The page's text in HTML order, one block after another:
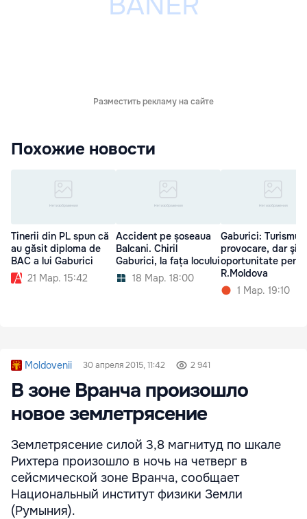
Разместить рекламу на сайте
Похожие новости
Tinerii din PL spun că
au găsit diploma de
BAC a lui Gaburici
21 Мар. 15:42
Accident pe șoseaua
Balcani. Chiril
Gaburici, la fața locului
18 Мар. 18:00
Gaburici: Turismul,
provocare, dar şi o
oportunitate
R.Moldova
1 Мар. 19:10
Moldovenii 30 апреля 2015, 11:42 2 941
В зоне Вранча произошло
новое землетрясение
Землетрясение силой 3,8 магнитуд по шкале
Рихтера произошло в ночь на четверг в
сейсмической зоне Вранча, сообщает
Национальный институт физики Земли
(Румыния).